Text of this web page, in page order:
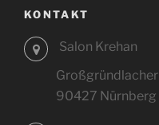
KONTAKT
Salon Krehan
90427 Nürnberg